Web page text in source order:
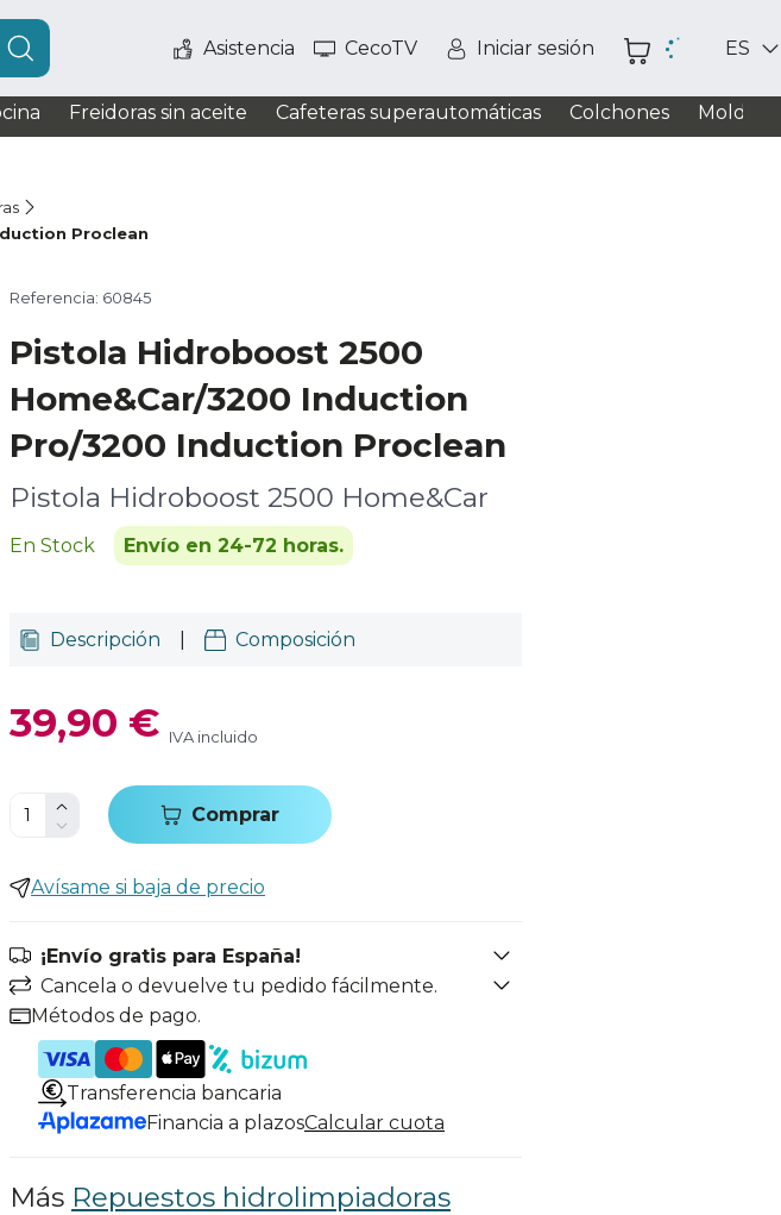
Asistencia CecoTV Iniciar sesión ES
Freidoras sin aceite Cafeteras superautomáticas Colchones
Proclean
Referencia: 60845
Pistola Hidroboost 2500
Home&Car/3200 Induction
Pro/3200 Induction Proclean
Pistola Hidroboost 2500 Home&Car
En Stock Envío en 24-72 horas.
Descripción Composición
39,90 € IVA incluido
Comprar
Avísame si baja de precio
¡Envío gratis para España!
Cancela o devuelve tu pedido fácilmente.
Métodos de pago.
Transferencia bancaria
Financia a plazosCalcular cuota
Más Repuestos hidrolimpiadoras